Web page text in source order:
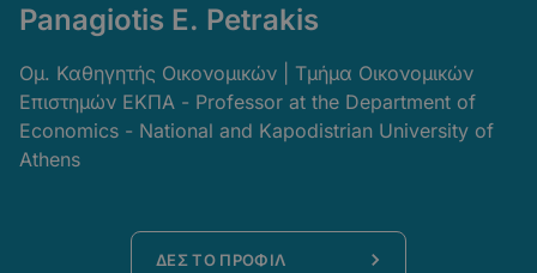
Panagiotis E. Petrakis
Ομ. Καθηγητής Οικονομικών | Τμήμα Οικονομικών
Επιστημών ΕΚΠΑ - Professor at the Department of
Economics - National and Kapodistrian University of
Athens
ΔΕΣ ΤΟ ΠΡΟΦΙΛ